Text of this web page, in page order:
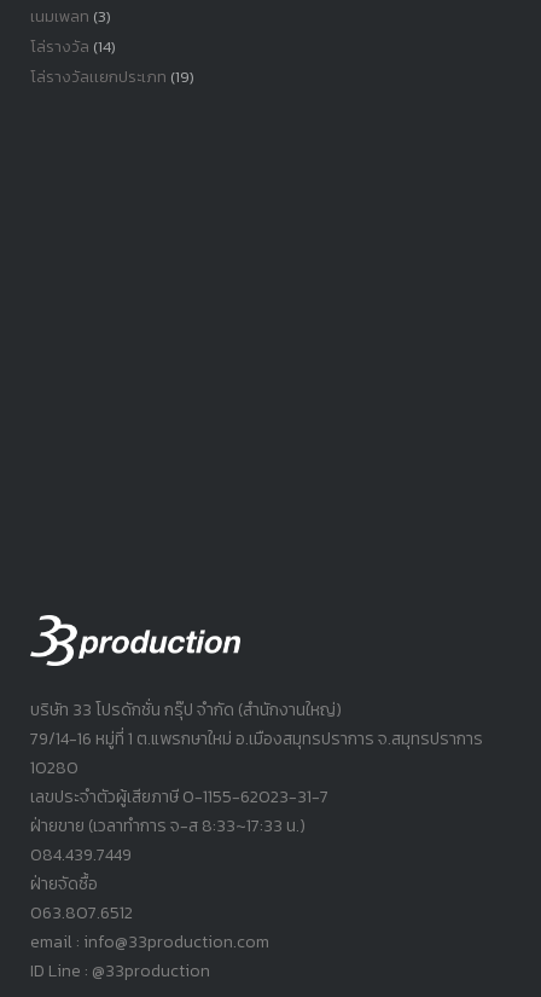
เนมเพลท (3)
โล่รางวัล (14)
โล่รางวัลเเยกประเภท (19)
บริษัท 33 โปรดักชั่น กรุ๊ป จำกัด (สำนักงานใหญ่)
79/14-16 หมู่ที่ 1 ต.แพรกษาใหม่ อ.เมืองสมุทรปราการ จ.สมุทรปราการ
10280
เลขประจำตัวผู้เสียภาษี 0-1155-62023-31-7
ฝ่ายขาย (เวลาทำการ จ-ส 8:33~17:33 น.)
084.439.7449
ฝ่ายจัดซื้อ
063.807.6512
email : info@33production.com
ID Line : @33production